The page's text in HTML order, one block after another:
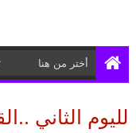
لليوم الثاني